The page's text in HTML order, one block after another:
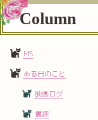
Column
MS
ある日のこと
映画ログ
書評